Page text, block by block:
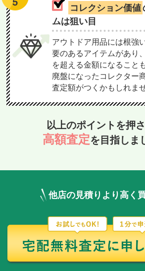
コレクション価値
ムは狙い目
アウトドア用品には根強
要のあるアイテムがあり
を超える金額になること
廃盤になったコレクター
査定額がつくかもしれませ
以上のポイントを押さ
高額査定を目指しま
他店の見積りより高く